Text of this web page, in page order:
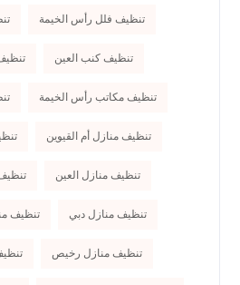
تنظيف فلل رأس الخيمة
تنظيف كنب العين
تنظيف مكاتب رأس الخيمة
تنظيف منازل أم القيوين
تنظيف منازل العين
تنظيف منازل دبي تنظيف
تنظيف منازل رخيص